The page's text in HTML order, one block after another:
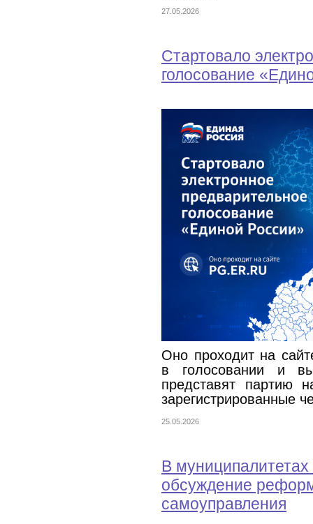
27.05.2026
Стартовало
голосование
Оно проходит на
в голосовании и
представят партию
зарегистрированные
25.05.2026
В
обсуждение
самоуправления